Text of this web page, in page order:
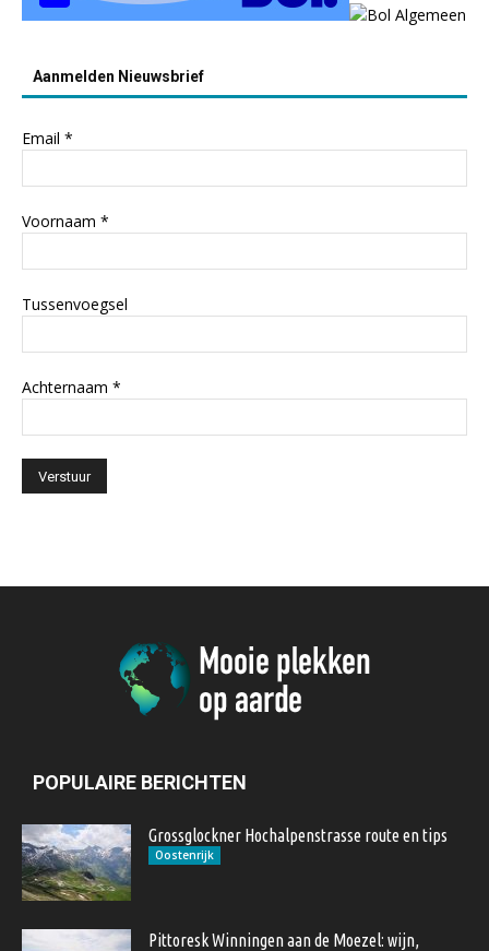
Aanmelden Nieuwsbrief
Email *
Voornaam *
Tussenvoegsel
Achternaam *
POPULAIRE BERICHTEN
Grossglockner Hochalpenstrasse route en tips
Oostenrijk
Pittoresk Winningen aan de Moezel: wijn,